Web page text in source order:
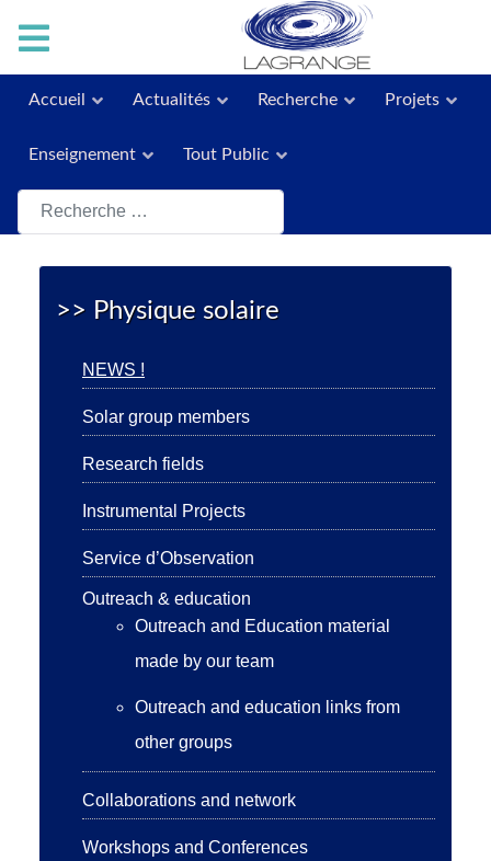
Accueil Actualités Recherche Projets
Enseignement Tout Public
Rechercher
>> Physique solaire
NEWS !
Solar group members
Research fields
Instrumental Projects
Service d’Observation
Outreach & education
Outreach and Education material
made by our team
Outreach and education links from
other groups
Collaborations and network
Workshops and Conferences